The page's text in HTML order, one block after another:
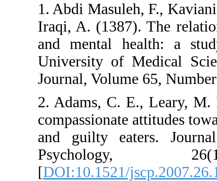
1. Abdi
Iraqi, A.
and mental
University of
Journal,
2. Adams, C.
compassionate
and guilty
[DOI:10.1521/